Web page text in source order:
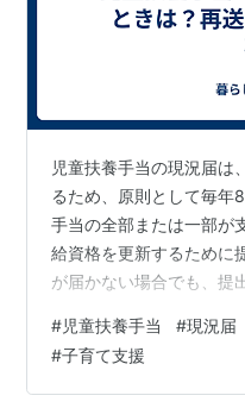
児童扶養手当の現況届は
るため、原則として毎年
手当の全部または一部が
給資格を更新するために
が届かない場合でも、提
の登録状況を確認し、市
へ早めに連絡します。
点のこども家庭庁、札幌
#児童扶養手当 #現況届
#子育て支援